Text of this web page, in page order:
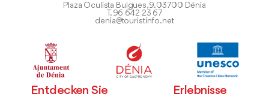
Plaza Oculista Buigues, 9. 03700 Dénia
T. 96 642 23 67
denia@touristinfo.net
Entdecken Sie Erlebnisse